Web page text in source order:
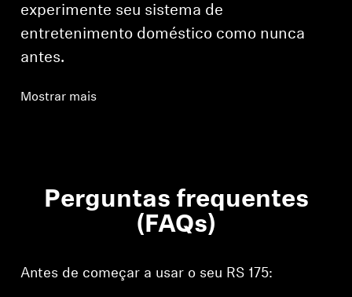
experimente seu sistema de
entretenimento doméstico como nunca
antes.
Mostrar mais
Perguntas frequentes
(FAQs)
Antes de começar a usar o seu RS 175: